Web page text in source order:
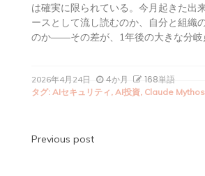
は確実に限られている。今月起きた出
ースとして流し読むのか、自分と組織
のか——その差が、1年後の大きな分岐
2026年4月24日 4か月 168単語
タグ: AIセキュリティ , AI投資, Claude Mythos
投
Previous post